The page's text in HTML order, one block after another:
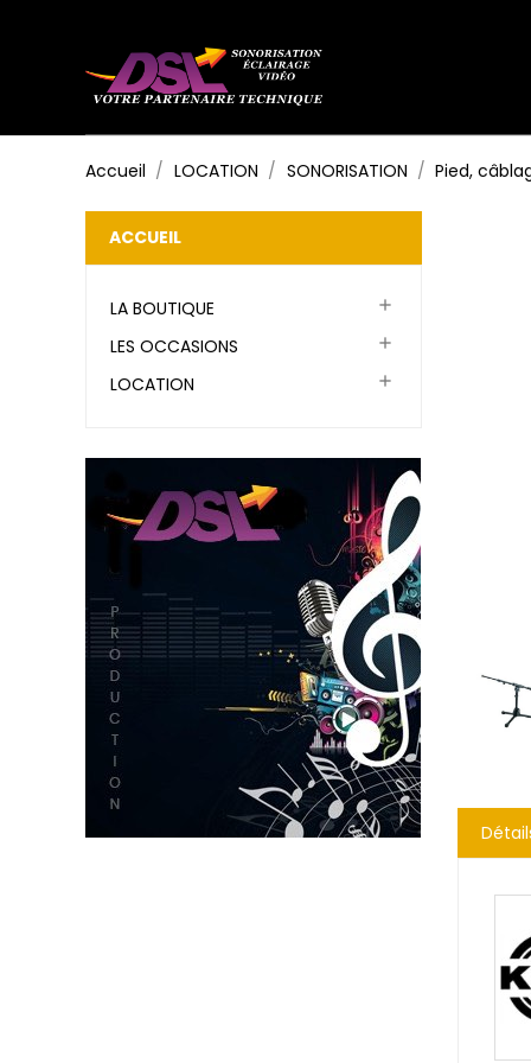
Accueil LOCATION SONORISATION Pied,
ACCUEIL
LA BOUTIQUE 
LES OCCASIONS 
LOCATION 